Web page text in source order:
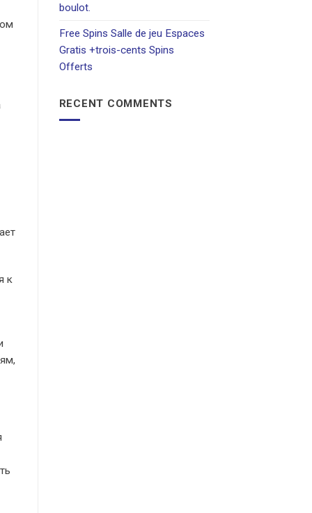
к
boulot.
Free Spins Salle de jeu Espaces
Gratis +trois-cents Spins
Offerts
RECENT COMMENTS